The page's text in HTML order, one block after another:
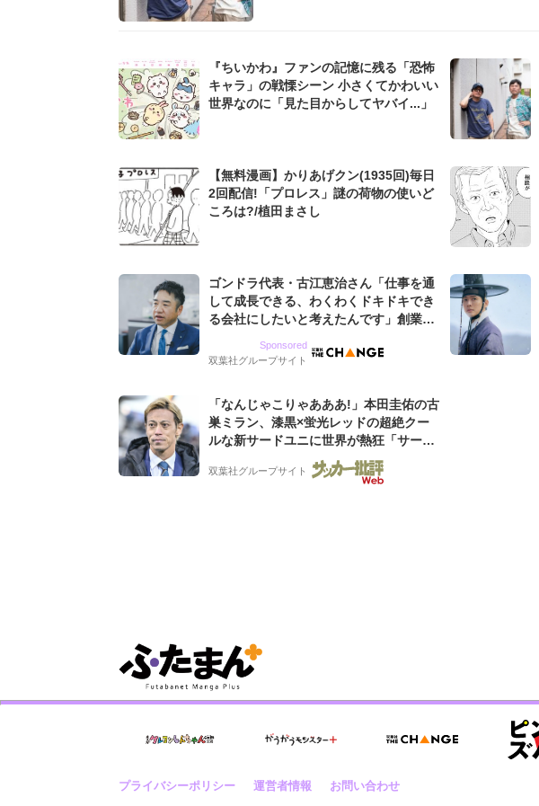
『ちいかわ』ファンの記憶に残る「恐怖
キャラ」の戦慄シーン 小さくてかわいい
世界なのに「見た目からしてヤバイ...」
【無料漫画】かりあげクン(1935回)毎日
2回配信!「プロレス」謎の荷物の使いど
ころは?/植田まさし
ゴンドラ代表・古江恵治さん「仕事を通
して成長できる、わくわくドキドキでき
る会社にしたいと考えたんです」創業来
グ会社のアイデンティティ
Sponsored
双葉社グループサイト
「なんじゃこりゃあああ!」本田圭佑の古
巣ミラン、漆黒×蛍光レッドの超絶クー
ルな新サードユニに世界が熱狂「サード
なのにズルい」「こりゃかっけえわ」
双葉社グループサイト
プライバシーポリシー 運営者情報 お問い合わせ